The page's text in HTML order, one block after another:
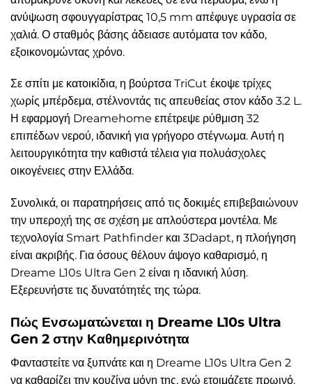
ανύψωση σφουγγαρίστρας 10,5 mm απέφυγε υγρασία σε
χαλιά. Ο σταθμός βάσης άδειασε αυτόματα τον κάδο,
εξοικονομώντας χρόνο.
Σε σπίτι με κατοικίδια, η βούρτσα TriCut έκοψε τρίχες
χωρίς μπέρδεμα, στέλνοντάς τις απευθείας στον κάδο 3.2 L.
Η εφαρμογή Dreamehome επέτρεψε ρύθμιση 32
επιπέδων νερού, ιδανική για γρήγορο στέγνωμα. Αυτή η
λειτουργικότητα την καθιστά τέλεια για πολυάσχολες
οικογένειες στην Ελλάδα.
Συνολικά, οι παρατηρήσεις από τις δοκιμές επιβεβαιώνουν
την υπεροχή της σε σχέση με απλούστερα μοντέλα. Με
τεχνολογία Smart Pathfinder και 3Dadapt, η πλοήγηση
είναι ακριβής. Για όσους θέλουν άψογο καθαρισμό, η
Dreame L10s Ultra Gen 2 είναι η ιδανική λύση.
Εξερευνήστε τις δυνατότητές της τώρα.
Πώς Ενσωματώνεται η Dreame L10s Ultra
Gen 2 στην Καθημερινότητα
Φανταστείτε να ξυπνάτε και η Dreame L10s Ultra Gen 2
να καθαρίζει την κουζίνα μόνη της, ενώ ετοιμάζετε πρωινό.